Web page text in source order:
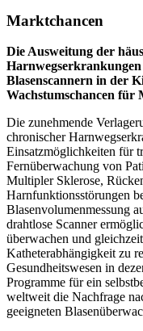
Marktchancen
Die Ausweitung der
Blasenscannern in der
Wachstumschancen für
Die zunehmende
chronischer
Einsatzmöglichkeiten für
Fernüberwachung von
Multipler Sklerose,
Harnfunktionsstörungen
Blasenvolumenmessung
drahtlose Scanner
überwachen und
Katheterabhängigkeit zu
Gesundheitswesen in
Programme für ein
weltweit die Nachfrage
geeigneten